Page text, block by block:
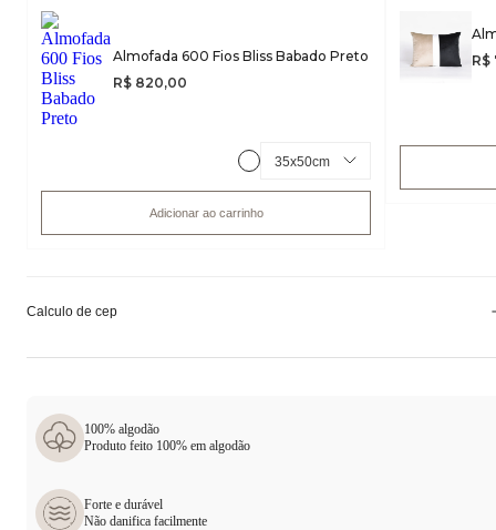
Almofada 600 Fios Bliss Babado Preto
R$ 820,00
Adicionar ao carrinho
R$
Calculo de cep
100% algodão
Produto feito 100% em algodão
Forte e durável
Não danifica facilmente